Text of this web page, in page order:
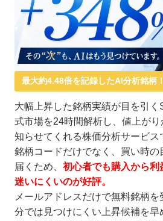
最大約4.48倍を記録したAI分析銘柄！
大幅上昇した銘柄実績が目を引
式市場を24時間解析し、値上が
知らせてくれる株価分析サービス
銘柄コードだけでなく、買い時
届くため、初心者でも購入から利
迷いにくいのが好評。
メールアドレスだけで無料銘柄
分では見つけにくい上昇候補を早